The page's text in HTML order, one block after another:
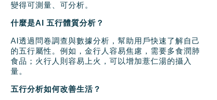
變得可測量、可分析。
什麼是AI 五行體質分析？
AI透過問卷調查與數據分析，幫助用戶快速了解自己
的五行屬性。例如，金行人容易焦慮，需要多食潤肺
食品；火行人則容易上火，可以增加薏仁湯的攝入
量。
五行分析如何改善生活？